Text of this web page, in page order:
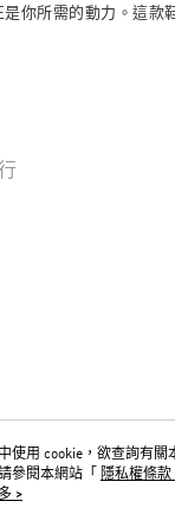
你所需的動力。這
使用 cookie，欲查詢有關
參閱本網站「
隱私權條款
。
>